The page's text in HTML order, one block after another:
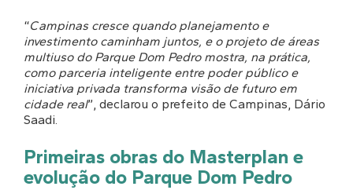
“Campinas cresce quando planejamento e
investimento caminham juntos, e o projeto de áreas
multiuso do Parque Dom Pedro mostra, na prática,
como parceria inteligente entre poder público e
iniciativa privada transforma visão de futuro em
cidade real”, declarou o prefeito de Campinas, Dário
Saadi.
Primeiras obras do Masterplan e
evolução do Parque Dom Pedro